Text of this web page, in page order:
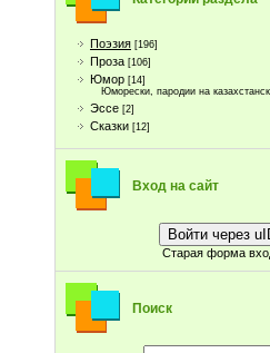
Поэзия [196]
Проза [106]
Юмор [14]
Юморески, пародии на
Эссе [2]
Сказки [12]
Вход на сайт
Войти через
Старая форма
Поиск